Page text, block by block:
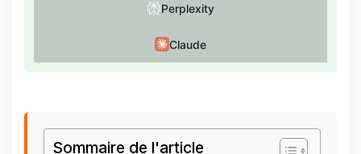
Perplexity
Claude
Sommaire de l'article